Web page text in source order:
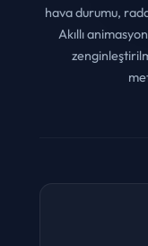
Yapay zeka ve
hava durumu,
Akıllı